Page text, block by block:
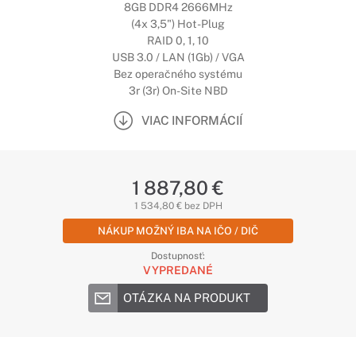
8GB DDR4 2666MHz
(4x 3,5") Hot-Plug
RAID 0, 1, 10
USB 3.0 / LAN (1Gb) / VGA
Bez operačného systému
3r (3r) On-Site NBD
VIAC INFORMÁCIÍ
1 887,80 €
1 534,80 € bez DPH
NÁKUP MOŽNÝ IBA NA IČO / DIČ
Dostupnosť:
VYPREDANÉ
OTÁZKA NA PRODUKT